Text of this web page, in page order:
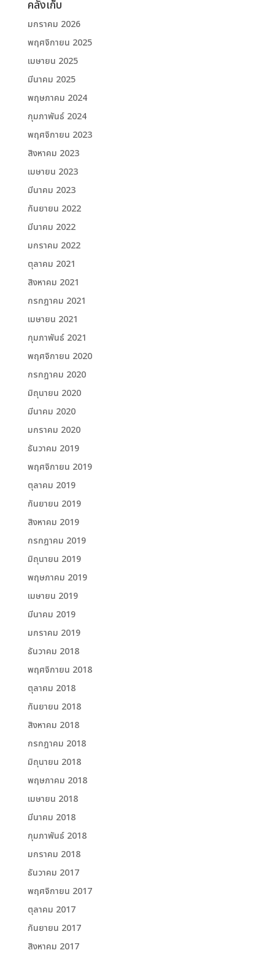
คลังเก็บ
มกราคม 2026
พฤศจิกายน 2025
เมษายน 2025
มีนาคม 2025
พฤษภาคม 2024
กุมภาพันธ์ 2024
พฤศจิกายน 2023
สิงหาคม 2023
เมษายน 2023
มีนาคม 2023
กันยายน 2022
มีนาคม 2022
มกราคม 2022
ตุลาคม 2021
สิงหาคม 2021
กรกฎาคม 2021
เมษายน 2021
กุมภาพันธ์ 2021
พฤศจิกายน 2020
กรกฎาคม 2020
มิถุนายน 2020
มีนาคม 2020
มกราคม 2020
ธันวาคม 2019
พฤศจิกายน 2019
ตุลาคม 2019
กันยายน 2019
สิงหาคม 2019
กรกฎาคม 2019
มิถุนายน 2019
พฤษภาคม 2019
เมษายน 2019
มีนาคม 2019
มกราคม 2019
ธันวาคม 2018
พฤศจิกายน 2018
ตุลาคม 2018
กันยายน 2018
สิงหาคม 2018
กรกฎาคม 2018
มิถุนายน 2018
พฤษภาคม 2018
เมษายน 2018
มีนาคม 2018
กุมภาพันธ์ 2018
มกราคม 2018
ธันวาคม 2017
พฤศจิกายน 2017
ตุลาคม 2017
กันยายน 2017
สิงหาคม 2017